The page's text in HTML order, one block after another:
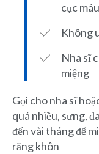
cục
Không
Nha sĩ
miệng
Gọi cho nha sĩ
quá nhiều, sưng,
đến vài tháng để
răng khôn